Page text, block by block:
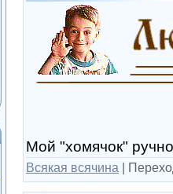
Мой "хомячок"
Всякая всячина